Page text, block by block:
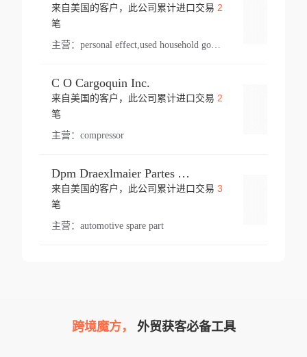
来自美国的客户，此公司累计进口交易 2
笔
主营： personal effect,used household goods
C O Cargoquin Inc.
来自美国的客户，此公司累计进口交易 2
笔
主营： compressor
Dpm Draexlmaier Partes Automotrices Corr Ind Huejotzingo
来自美国的客户，此公司累计进口交易 3
笔
主营： automotive spare part
跨境魔方， 外贸获客必备工具